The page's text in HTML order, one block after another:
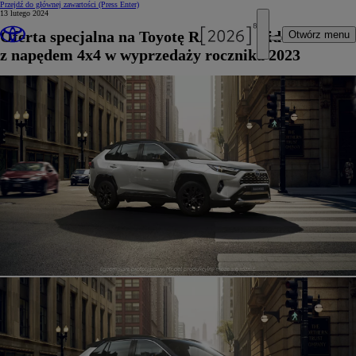
Przejdź do głównej zawartości (Press Enter)
Otwórz menu
13 lutego 2024
Oferta specjalna na Toyotę RAV4 Hybrid
z napędem 4x4 w wyprzedaży rocznika 2023